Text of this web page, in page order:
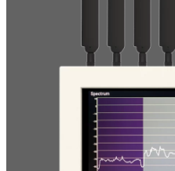
Regno Unito e